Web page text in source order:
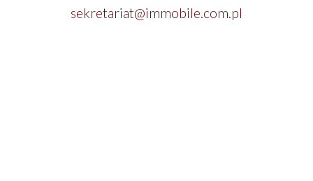
sekretariat@immobile.com.pl